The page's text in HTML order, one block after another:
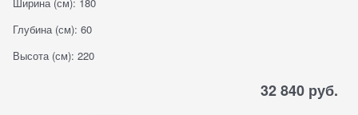
Глубина (см): 60
Высота (см): 220
32 840 руб.